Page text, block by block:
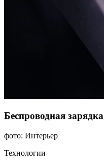
Беспроводная зарядка
фото: Интерьер
Технологии